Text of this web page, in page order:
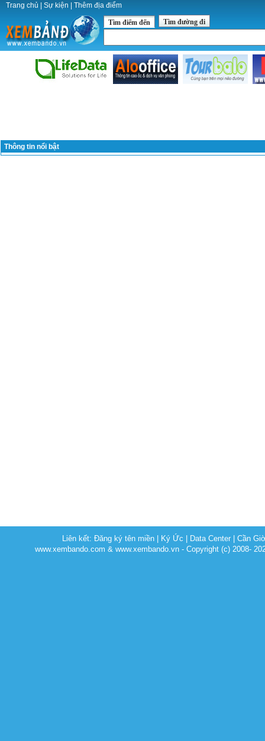
Trang chủ Sự kiện Thêm địa điểm
Tìm điểm đến Tìm đường đi
Thông tin nổi bật
Liên kết:Đăng ký tên miền Ký Ức Data Center |Cần
www.xembando.com & www.xembando.vn - Copyright (c) 2008-